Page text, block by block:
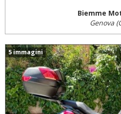
Biemme
Genova
5 immagini